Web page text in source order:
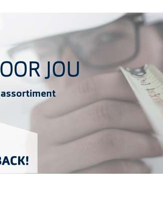
JOU
assortiment